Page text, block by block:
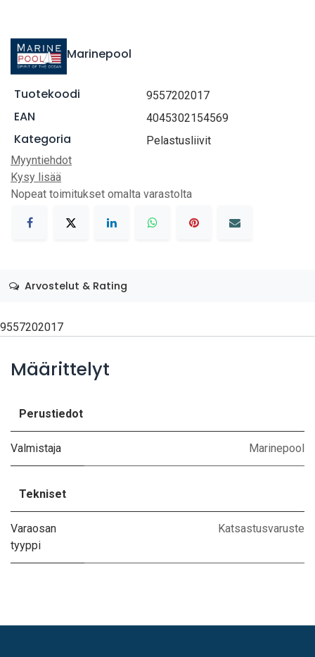
Marinepool
Tuotekoodi 9557202017
EAN 4045302154569
Kategoria
Pelastusliivit
Myyntiehdot
Kysy lisää
Nopeat toimitukset omalta varastolta
Arvostelut & Rating
9557202017
Määrittelyt
Perustiedot
Valmistaja Marinepool
Tekniset
Varaosan
tyyppi
Katsastusvaruste